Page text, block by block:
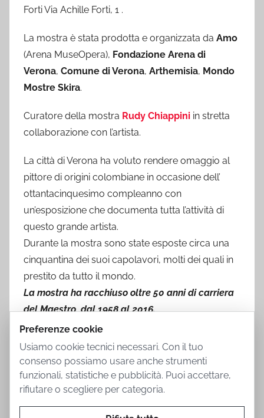
Forti Via Achille Forti, 1 .
La mostra è stata prodotta e organizzata da Amo
(Arena MuseOpera), Fondazione Arena di
Verona, Comune di Verona, Arthemisia, Mondo
Mostre Skira.
Curatore della mostra Rudy Chiappini in stretta
collaborazione con l’artista.
La città di Verona ha voluto rendere omaggio al
pittore di origini colombiane in occasione dell’
ottantacinquesimo compleanno con
un’esposizione che documenta tutta l’attività di
questo grande artista.
Durante la mostra sono state esposte circa una
cinquantina dei suoi capolavori, molti dei quali in
prestito da tutto il mondo.
La mostra ha racchiuso oltre 50 anni di carriera
del Maestro, dal 1958 al 2016.
Preferenze cookie
Usiamo cookie tecnici necessari. Con il tuo
consenso possiamo usare anche strumenti
funzionali, statistiche e pubblicità. Puoi accettare,
rifiutare o scegliere per categoria.